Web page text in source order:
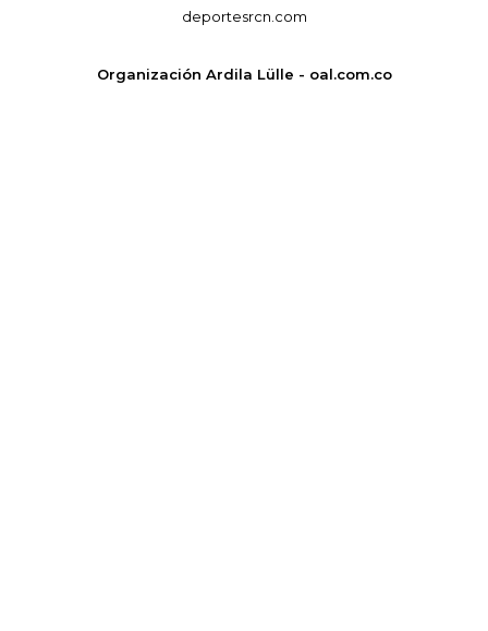
deportesrcn.com
Organización Ardila Lülle - oal.com.co